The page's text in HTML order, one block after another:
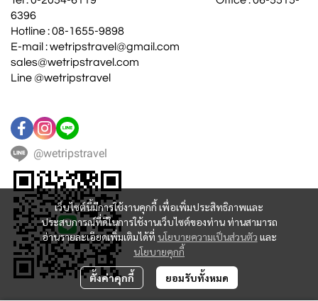
เว็บไซต์นี้มีการใช้งานคุกกี้ เพื่อเพิ่มประสิทธิภาพและ
ประสบการณ์ที่ดีในการใช้งานเว็บไซต์ของท่าน ท่านสามารถ
อ่านรายละเอียดเพิ่มเติมได้ที่ นโยบายความเป็นส่วนตัว และ
นโยบายคุกกี้
ตั้งค่าคุกกี้ ยอมรับทั้งหมด
6396
Hotline : 08-1655-9898
E-mail : wetripstravel@gmail.com
sales@wetripstravel.com
Line @wetripstravel
@wetripstravel